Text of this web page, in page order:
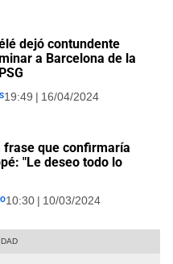
dejó contundente
a Barcelona de la
19:49 | 16/04/2024
frase que confirmaría
"Le deseo todo lo
10:30 | 10/03/2024